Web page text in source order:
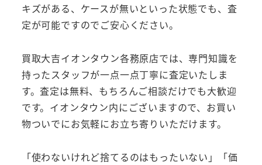
キズがある、ケースが無いといった状態でも、査
定が可能ですのでご安心ください。
買取大吉イオンタウン各務原店では、専門知識を
持ったスタッフが一点一点丁寧に査定いたしま
す。査定は無料、もちろんご相談だけでも大歓迎
です。イオンタウン内にございますので、お買い
物ついでにお気軽にお立ち寄りいただけます。
「使わないけれど捨てるのはもったいない」「価